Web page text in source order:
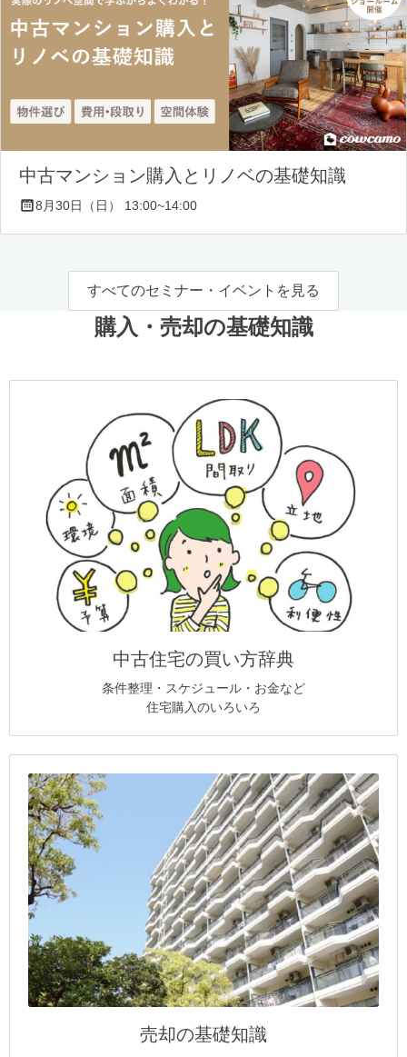
中古マンション購入とリノベの基礎知識
8月30日（日） 13:00~14:00
すべてのセミナー・イベントを見る
購入・売却の基礎知識
中古住宅の買い方辞典
条件整理・スケジュール・お金など
住宅購入のいろいろ
売却の基礎知識